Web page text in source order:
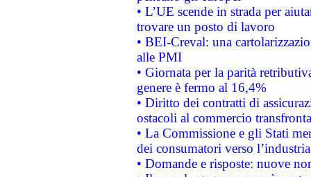
• L’UE scende in strada per
trovare un posto di lavoro
• BEI-Creval: una
alle PMI
• Giornata per la parità
genere è fermo al 16,4%
• Diritto dei contratti di
ostacoli al commercio
• La Commissione e gli Stati
dei consumatori verso
• Domande e risposte: nuove